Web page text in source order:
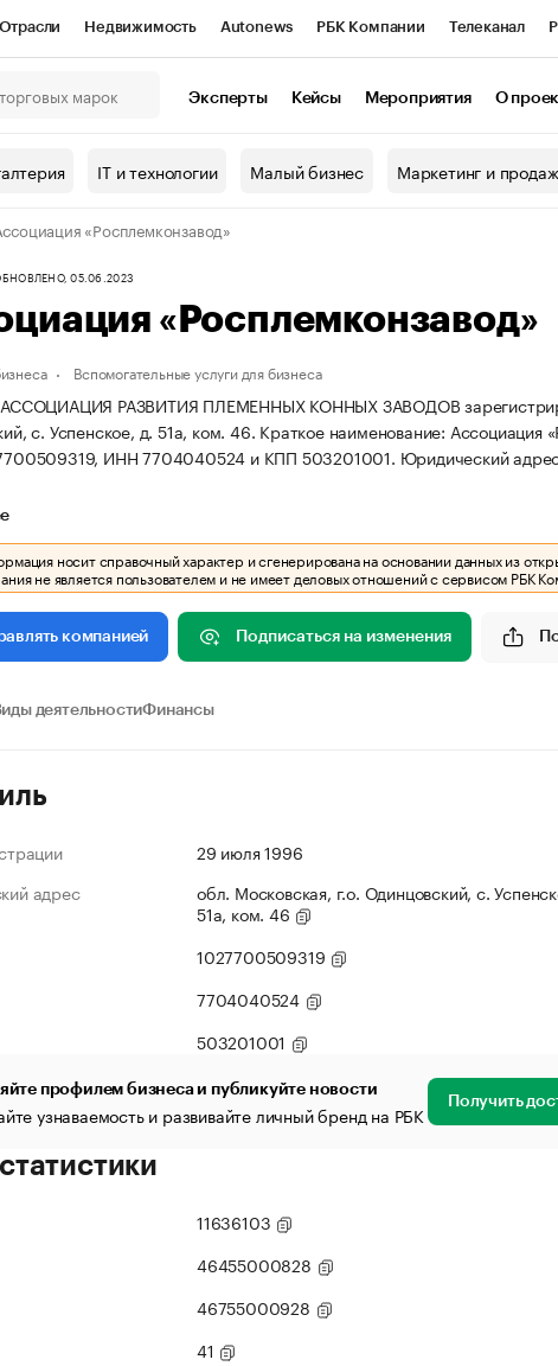
Отрасли Недвижимость Autonews РБК Компании Телеканал
Проверка контрагентов
Эксперты Кейсы Мероприятия О
IT и технологии Малый бизнес Маркетинг и
«Росплемконзавод»
05.06.2023
«Росплемконзавод»
Вспомогательные услуги для бизнеса
РАЗВИТИЯ ПЛЕМЕННЫХ КОННЫХ ЗАВОДОВ
с. Успенское, д. 51а, ком. 46. Краткое наименование: Ассоциация
ИНН 7704040524 и КПП 503201001. Юридический
носит справочный характер и сгенерирована на основании данных из
не является пользователем и не имеет деловых отношений с сервисом РБК
компанией Подписаться на изменения
деятельностиФинансы
29 июля 1996
адрес
обл. Московская, г.о. Одинцовский, с.
51а, ком. 46
1027700509319
7704040524
503201001
профилем бизнеса и публикуйте новости
узнаваемость и развивайте личный бренд на РБК Получить
11636103
46455000828
46755000928
41